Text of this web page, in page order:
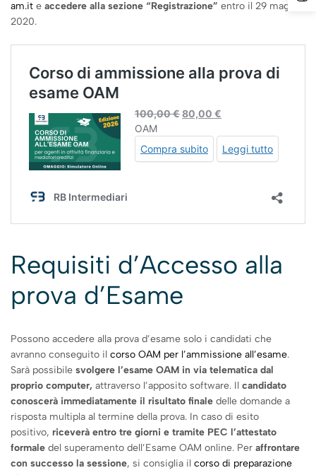
am.it e accedere alla sezione “Registrazione” entro il 29 maggio
2020.
Requisiti d’Accesso alla
prova d’Esame
Possono accedere alla prova d’esame solo i candidati che
avranno conseguito il corso OAM per l’ammissione all’esame.
Sarà possibile svolgere l’esame OAM in via telematica dal
proprio computer, attraverso l’apposito software. Il candidato
conoscerà immediatamente il risultato finale delle domande a
risposta multipla al termine della prova. In caso di esito
positivo, riceverà entro tre giorni e tramite PEC l’attestato
formale del superamento dell’Esame OAM online. Per affrontare
con successo la sessione, si consiglia il corso di preparazione